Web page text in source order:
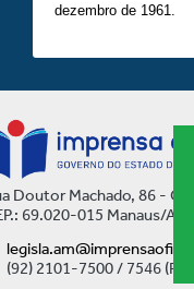
dezembro de 1961.
Doutor Machado, 86 -
69.020-015 Manaus/AM
(92) 2101-7500 / 7546